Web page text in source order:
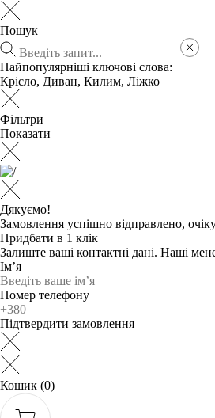
Пошук
Найпопулярніші ключові слова:
Крісло, Диван, Килим, Ліжко
Фільтри
Показати
Дякуємо!
Замовлення успішно відправлено,
Придбати в 1 клік
Залиште ваші контактні дані. Наші
Ім’я
Номер телефону
Підтвердити замовлення
Кошик (0)